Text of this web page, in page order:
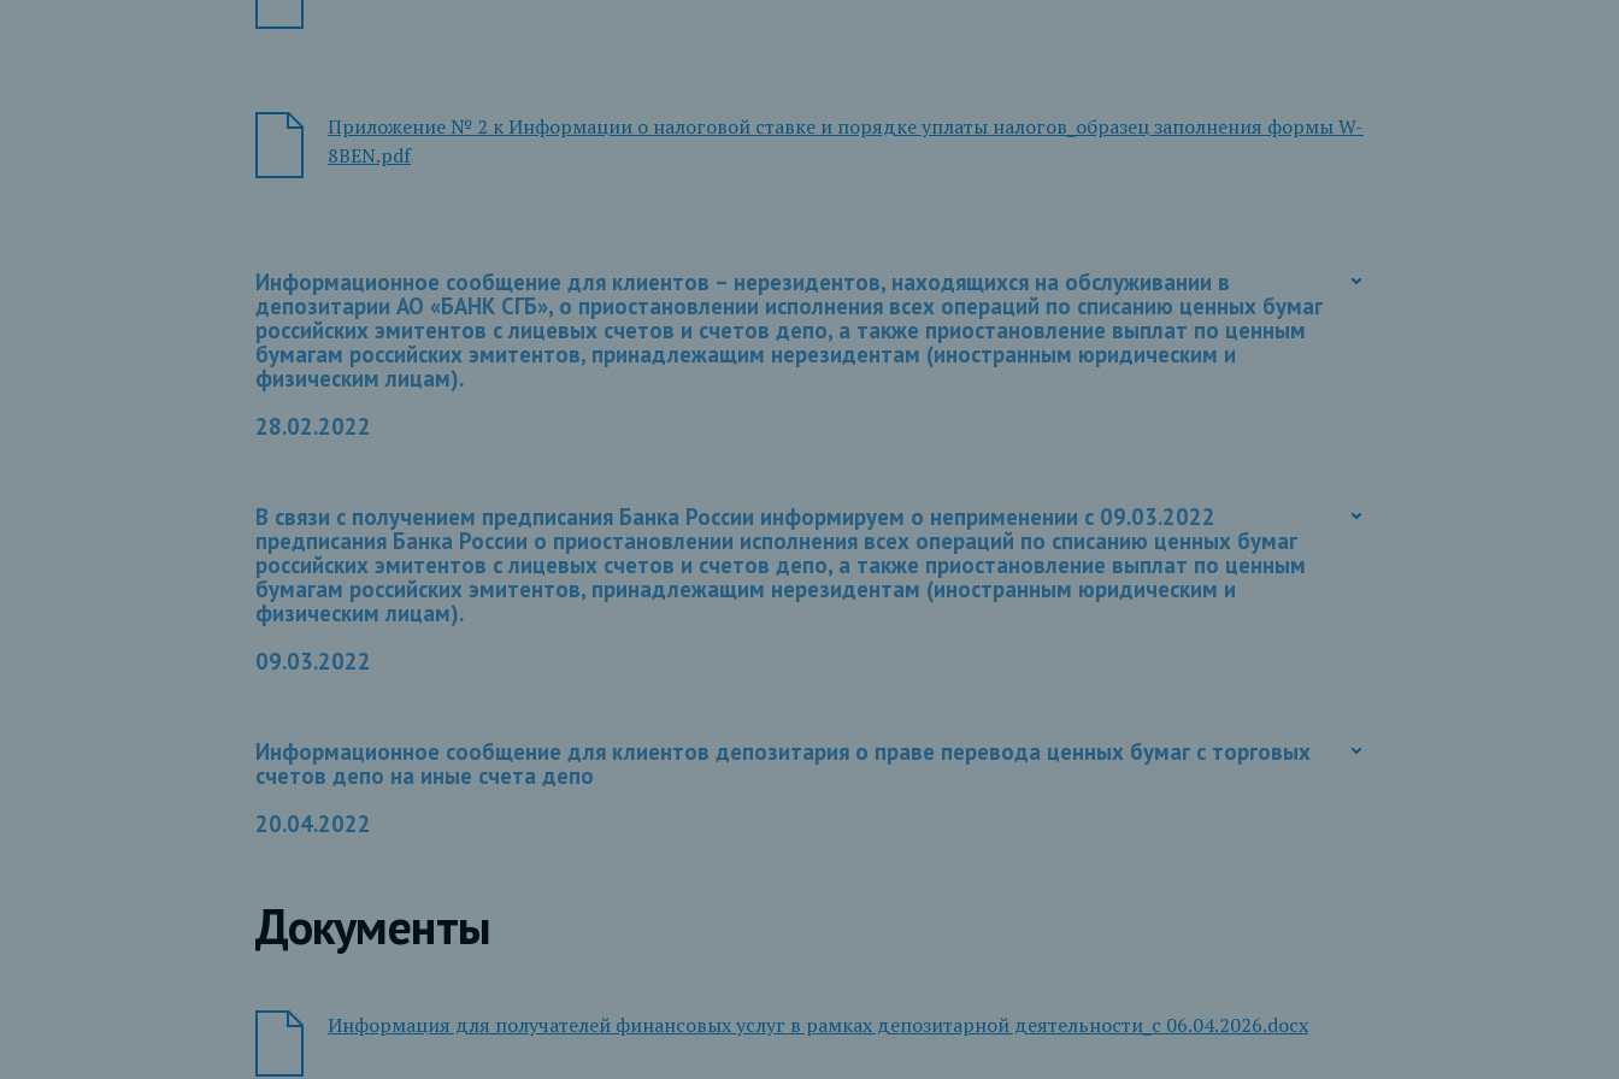
Приложение № 2 к Информации о налоговой ставке и порядке уплаты налогов_образец заполнения формы W-
8BEN.pdf
Информационное сообщение для клиентов – нерезидентов, находящихся на обслуживании в
депозитарии АО «БАНК СГБ», о приостановлении исполнения всех операций по списанию ценных бумаг
российских эмитентов с лицевых счетов и счетов депо, а также приостановление выплат по ценным
бумагам российских эмитентов, принадлежащим нерезидентам (иностранным юридическим и
физическим лицам).
28.02.2022
В связи с получением предписания Банка России информируем о неприменении с 09.03.2022
предписания Банка России о приостановлении исполнения всех операций по списанию ценных бумаг
российских эмитентов с лицевых счетов и счетов депо, а также приостановление выплат по ценным
бумагам российских эмитентов, принадлежащим нерезидентам (иностранным юридическим и
физическим лицам).
09.03.2022
Информационное сообщение для клиентов депозитария о праве перевода ценных бумаг с торговых
счетов депо на иные счета депо
20.04.2022
Документы
Информация для получателей финансовых услуг в рамках депозитарной деятельности_с 06.04.2026.docx